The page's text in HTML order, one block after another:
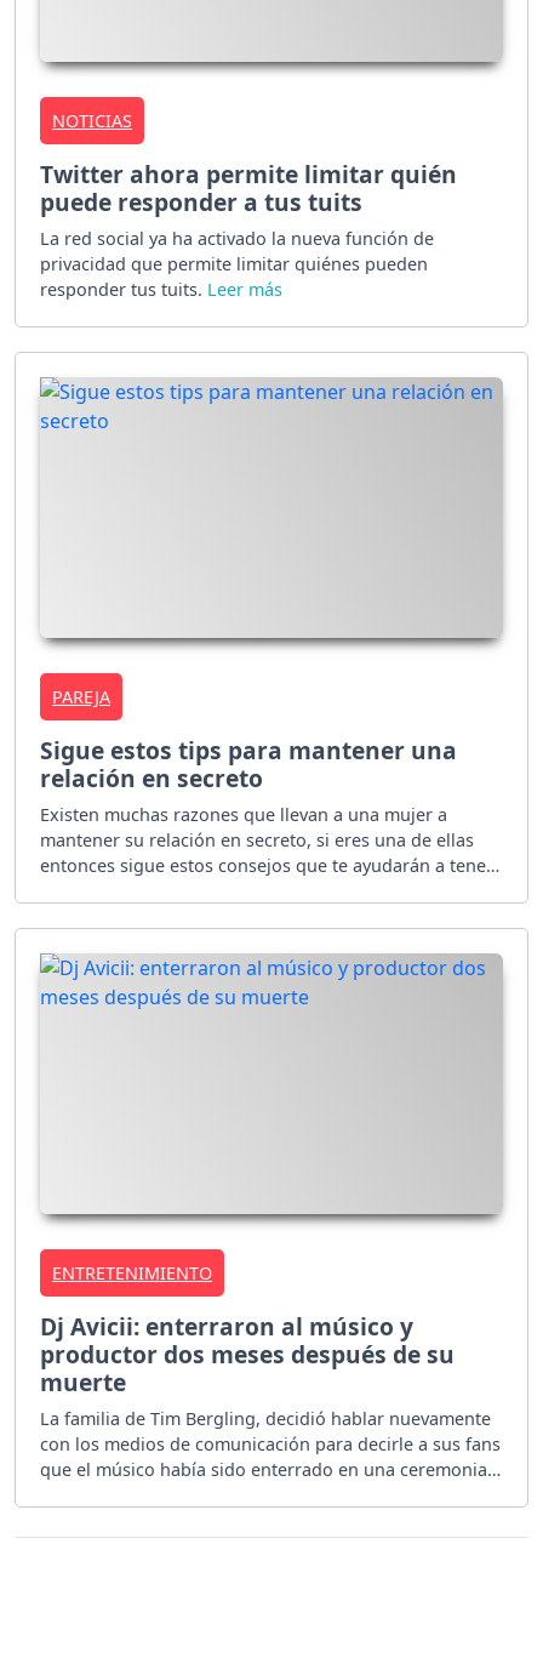
NOTICIAS
Twitter ahora permite limitar quién
puede responder a tus tuits
La red social ya ha activado la nueva función de
privacidad que permite limitar quiénes pueden
responder tus tuits.
PAREJA
Sigue estos tips para mantener una
relación en secreto
Existen muchas razones que llevan a una mujer a
mantener su relación en secreto, si eres una de ellas
entonces sigue estos consejos que te ayudarán a tener
ENTRETENIMIENTO
Dj Avicii: enterraron al músico y
productor dos meses después de su
muerte
La familia de Tim Bergling, decidió hablar nuevamente
con los medios de comunicación para decirle a sus fans
que el músico había sido enterrado en una ceremonia